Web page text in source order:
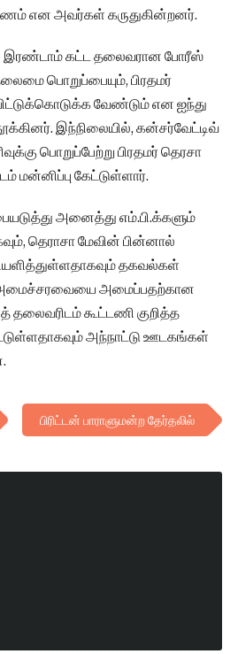
என அவர்கள் கருதுகின்றனர்.
இரண்டாம் கட்ட தலைவரான போரீஸ்
பொறுப்பையும், பிரதமர்
வேண்டும் என ஐந்து
இந்நிலையில், கன்சர்வேட்டிவ்
பொறுப்பேற்று பிரதமர் தெரசா
மன்னிப்பு கேட்டுள்ளார்.
அனைத்து எம்.பி.க்களும்
தெராசா மேவின் பின்னால்
தகவல்கள்
அமைச்சரவையை அமைப்பதற்கான
தலைவரிடம் கூட்டணி குறித்த
அந்நாட்டு ஊடகங்கள்
பிரிட்டன் பாராளுமன்ற தேர்தலில்